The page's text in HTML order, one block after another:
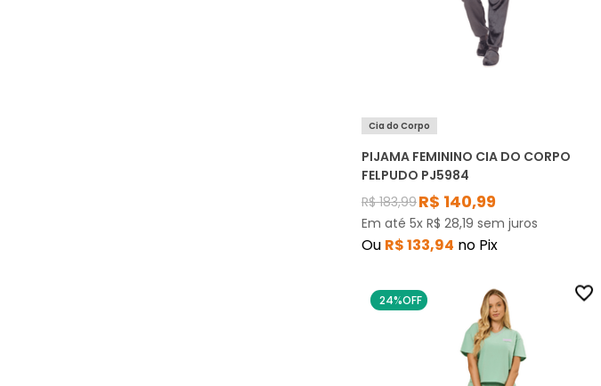
Cia do Corpo
PIJAMA FEMININO CIA DO CORPO
FELPUDO PJ5984
R$ 183,99R$ 140,99
Em até5xR$ 28,19 sem juros
Ou R$133,94 no Pix
24%OFF